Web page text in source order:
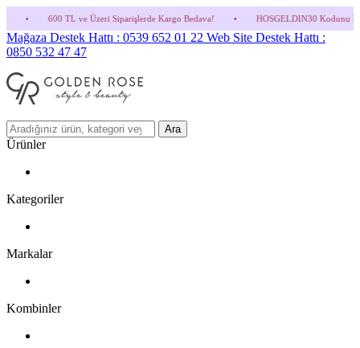
Üzeri Siparişlerde Kargo Bedava! • HOSGELDIN30 Kodunu Kullanmayı Unutma!
Mağaza Destek Hattı : 0539 652 01 22 Web Site Destek Hattı :
0850 532 47 47
Ara
Ürünler
Kategoriler
Markalar
Kombinler